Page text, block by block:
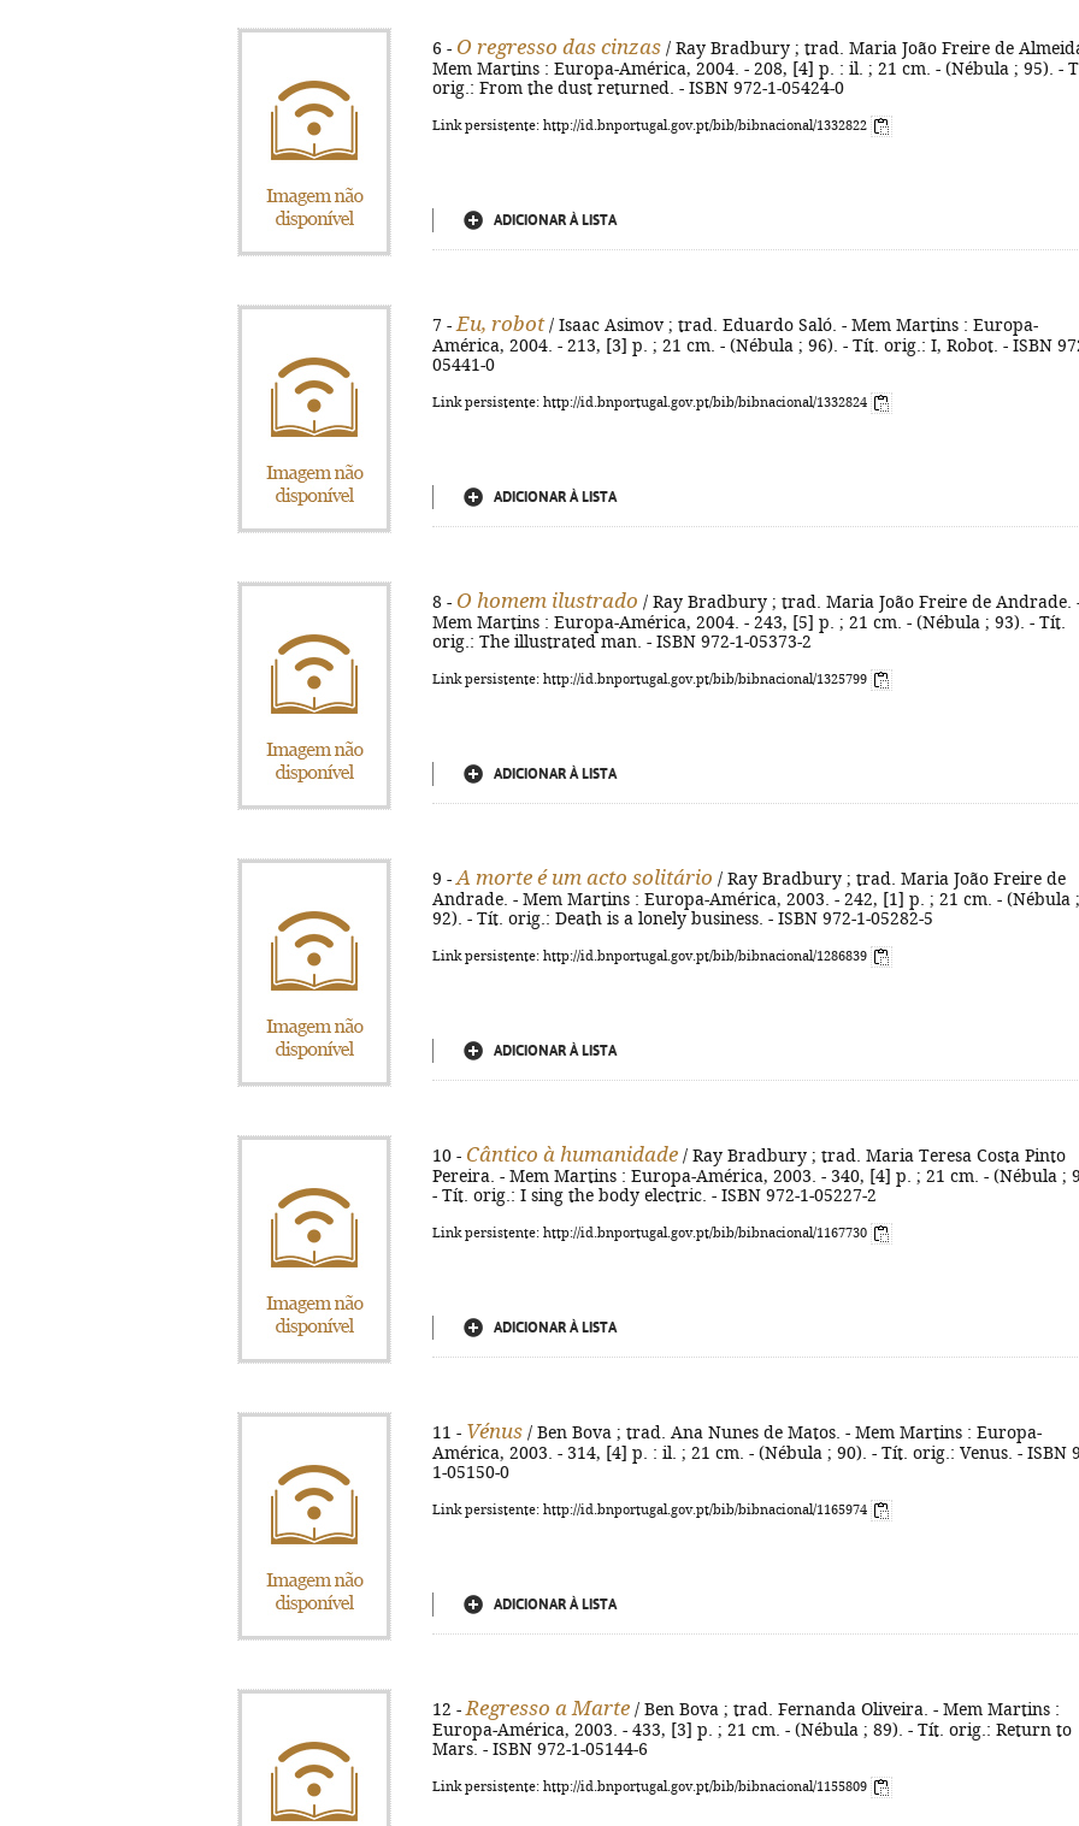
6 - O regresso das cinzas / Ray Bradbury ; trad. Maria João Freire de
Mem Martins : Europa-América, 2004. - 208, [4] p. : il. ; 21 cm. - (Nébula ; 95). -
orig.: From the dust returned. - ISBN 972-1-05424-0
Link persistente: http://id.bnportugal.gov.pt/bib/bibnacional/1332822
ADICIONAR À LISTA
7 - Eu, robot/ Isaac Asimov ; trad. Eduardo Saló. - Mem Martins : Europa-
América, 2004. - 213, [3] p. ; 21 cm. - (Nébula ; 96). - Tít. orig.: I, Robot. - ISBN
05441-0
Link persistente: http://id.bnportugal.gov.pt/bib/bibnacional/1332824
ADICIONAR À LISTA
8 - O homem ilustrado / Ray Bradbury ; trad. Maria João Freire de Andrade.
Mem Martins : Europa-América, 2004. - 243, [5] p. ; 21 cm. - (Nébula ; 93). - Tít.
orig.: The illustrated man. - ISBN 972-1-05373-2
Link persistente: http://id.bnportugal.gov.pt/bib/bibnacional/1325799
ADICIONAR À LISTA
9 - A morte é um acto solitário / Ray Bradbury ; trad. Maria João Freire de
Andrade. - Mem Martins : Europa-América, 2003. - 242, [1] p. ; 21 cm. - (Nébula ;
92). - Tít. orig.: Death is a lonely business. - ISBN 972-1-05282-5
Link persistente: http://id.bnportugal.gov.pt/bib/bibnacional/1286839
ADICIONAR À LISTA
10 - Cântico à humanidade / Ray Bradbury ; trad. Maria Teresa Costa Pinto
Pereira. - Mem Martins : Europa-América, 2003. - 340, [4] p. ; 21 cm. - (Nébula ;
- Tít. orig.: I sing the body electric. - ISBN 972-1-05227-2
Link persistente: http://id.bnportugal.gov.pt/bib/bibnacional/1167730
ADICIONAR À LISTA
11 - Vénus / Ben Bova ; trad. Ana Nunes de Matos. - Mem Martins : Europa-
América, 2003. - 314, [4] p. : il. ; 21 cm. - (Nébula ; 90). - Tít. orig.: Venus. - ISBN
1-05150-0
Link persistente: http://id.bnportugal.gov.pt/bib/bibnacional/1165974
ADICIONAR À LISTA
12 - Regresso a Marte / Ben Bova ; trad. Fernanda Oliveira. - Mem Martins :
Europa-América, 2003. - 433, [3] p. ; 21 cm. - (Nébula ; 89). - Tít. orig.: Return to
Mars. - ISBN 972-1-05144-6
Link persistente: http://id.bnportugal.gov.pt/bib/bibnacional/1155809